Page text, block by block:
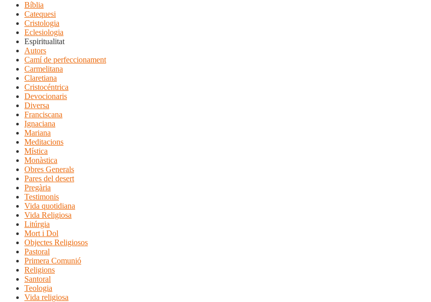
Bíblia
Catequesi
Cristologia
Eclesiologia
Espiritualitat
Autors
Camí de perfeccionament
Carmelitana
Claretiana
Cristocéntrica
Devocionaris
Diversa
Franciscana
Ignaciana
Mariana
Meditacions
Mística
Monàstica
Obres Generals
Pares del desert
Pregària
Testimonis
Vida quotidiana
Vida Religiosa
Litúrgia
Mort i Dol
Objectes Religiosos
Pastoral
Primera Comunió
Religions
Santoral
Teologia
Vida religiosa